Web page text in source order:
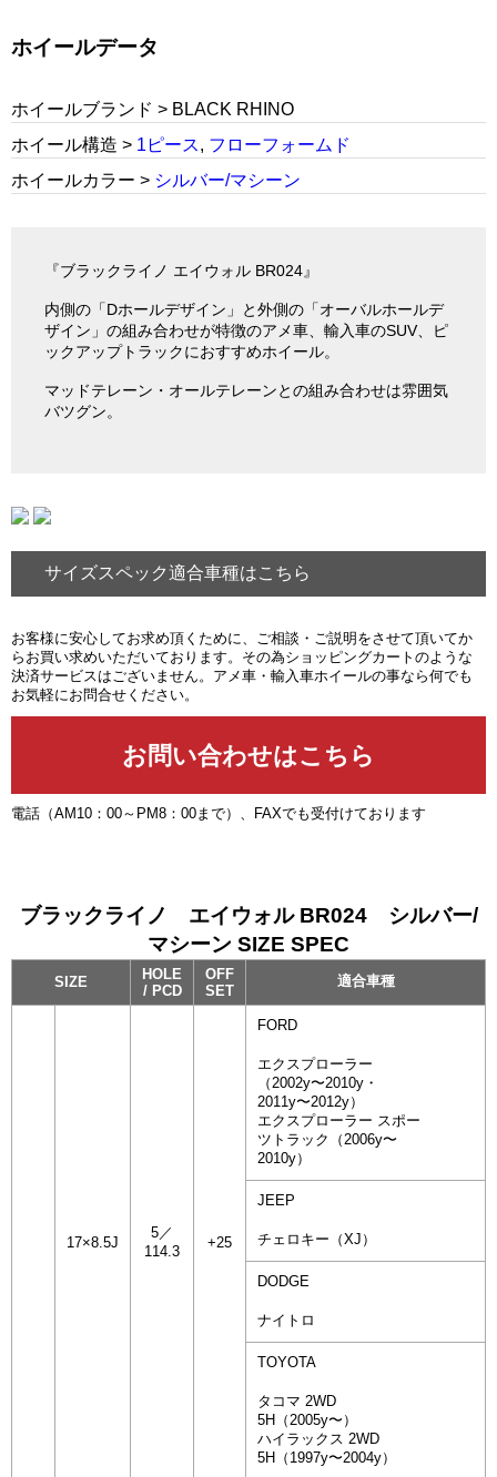
ホイールデータ
ホイールブランド > BLACK RHINO
ホイール構造 > 1ピース, フローフォームド
ホイールカラー > シルバー/マシーン
『ブラックライノ エイウォル BR024』
内側の「Dホールデザイン」と外側の「オーバルホールデ
ザイン」の組み合わせが特徴のアメ車、輸入車のSUV、ピ
ックアップトラックにおすすめホイール。
マッドテレーン・オールテレーンとの組み合わせは雰囲気
バツグン。
サイズスペック適合車種はこちら
お客様に安心してお求め頂くために、ご相談・ご説明をさせて頂いてか
らお買い求めいただいております。その為ショッピングカートのような
決済サービスはございません。アメ車・輸入車ホイールの事なら何でも
お気軽にお問合せください。
電話（AM10：00～PM8：00まで）、FAXでも受付けております
ブラックライノ エイウォル BR024 シルバー/
マシーン SIZE SPEC
SIZE
HOLE
/ PCD
OFF
SET
適合車種
17×8.5J
5／
114.3
+25
FORD
エクスプローラー
（2002y〜2010y・
2011y〜2012y）
エクスプローラー スポー
ツトラック（2006y〜
2010y）
JEEP
チェロキー（XJ）
DODGE
ナイトロ
TOYOTA
タコマ 2WD
5H（2005y〜）
ハイラックス 2WD
5H（1997y〜2004y）